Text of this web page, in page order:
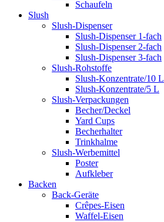
Schaufeln
Slush
Slush-Dispenser
Slush-Dispenser 1-fach
Slush-Dispenser 2-fach
Slush-Dispenser 3-fach
Slush-Rohstoffe
Slush-Konzentrate/10 L
Slush-Konzentrate/5 L
Slush-Verpackungen
Becher/Deckel
Yard Cups
Becherhalter
Trinkhalme
Slush-Werbemittel
Poster
Aufkleber
Backen
Back-Geräte
Crêpes-Eisen
Waffel-Eisen